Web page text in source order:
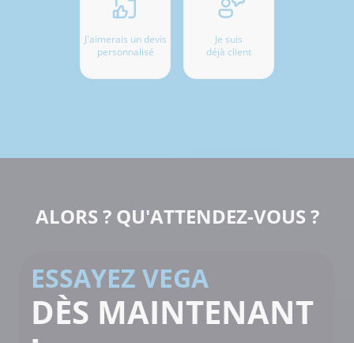
J'aimerais un devis
personnalisé
Je suis
déjà client
ALORS ? QU'ATTENDEZ-VOUS ?
ESSAYEZ VEGA
DÈS MAINTENANT